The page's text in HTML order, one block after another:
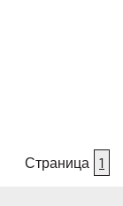
Страница 1